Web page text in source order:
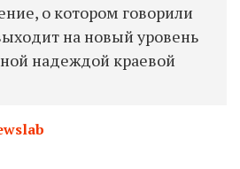
о котором говорили
на новый уровень
надеждой краевой